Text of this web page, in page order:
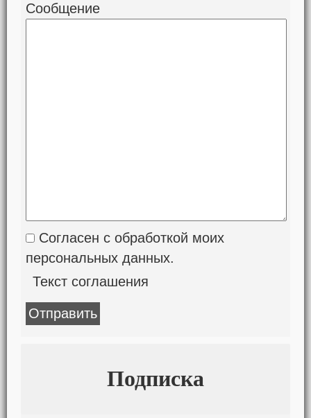
Сообщение
Согласен с обработкой моих
персональных данных.
Текст соглашения
Подписка